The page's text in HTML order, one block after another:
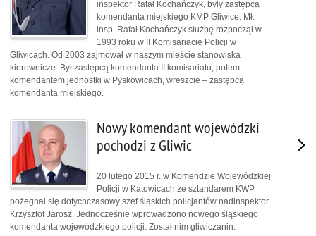
inspektor Rafał Kochańczyk, były zastępca
komendanta miejskiego KMP Gliwice. Mł.
insp. Rafał Kochańczyk służbę rozpoczął w
1993 roku w II Komisariacie Policji w
Gliwicach. Od 2003 zajmował w naszym mieście stanowiska
kierownicze. Był zastępcą komendanta II komisariatu, potem
komendantem jednostki w Pyskowicach, wreszcie – zastępcą
komendanta miejskiego.
Nowy komendant wojewódzki
pochodzi z Gliwic
20 lutego 2015 r. w Komendzie Wojewódzkiej
Policji w Katowicach ze sztandarem KWP
pożegnał się dotychczasowy szef śląskich policjantów nadinspektor
Krzysztof Jarosz. Jednocześnie wprowadzono nowego śląskiego
komendanta wojewódzkiego policji. Został nim gliwiczanin.